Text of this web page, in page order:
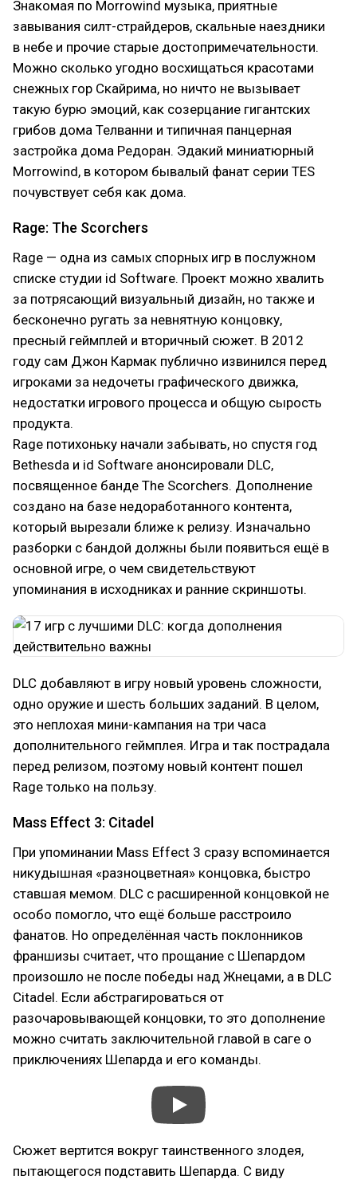
Знакомая по Morrowind музыка, приятные
завывания силт-страйдеров, скальные наездники
в небе и прочие старые достопримечательности.
Можно сколько угодно восхищаться красотами
снежных гор Скайрима, но ничто не вызывает
такую бурю эмоций, как созерцание гигантских
грибов дома Телванни и типичная панцерная
застройка дома Редоран. Эдакий миниатюрный
Morrowind, в котором бывалый фанат серии TES
почувствует себя как дома.
Rage: The Scorchers
Rage — одна из самых спорных игр в послужном
списке студии id Software. Проект можно хвалить
за потрясающий визуальный дизайн, но также и
бесконечно ругать за невнятную концовку,
пресный геймплей и вторичный сюжет. В 2012
году сам Джон Кармак публично извинился перед
игроками за недочеты графического движка,
недостатки игрового процесса и общую сырость
продукта.
Rage потихоньку начали забывать, но спустя год
Bethesda и id Software анонсировали DLC,
посвященное банде The Scorchers. Дополнение
создано на базе недоработанного контента,
который вырезали ближе к релизу. Изначально
разборки с бандой должны были появиться ещё в
основной игре, о чем свидетельствуют
упоминания в исходниках и ранние скриншоты.
DLC добавляют в игру новый уровень сложности,
одно оружие и шесть больших заданий. В целом,
это неплохая мини-кампания на три часа
дополнительного геймплея. Игра и так пострадала
перед релизом, поэтому новый контент пошел
Rage только на пользу.
Mass Effect 3: Citadel
При упоминании Mass Effect 3 сразу вспоминается
никудышная «разноцветная» концовка, быстро
ставшая мемом. DLC с расширенной концовкой не
особо помогло, что ещё больше расстроило
фанатов. Но определённая часть поклонников
франшизы считает, что прощание с Шепардом
произошло не после победы над Жнецами, а в DLC
Citadel. Если абстрагироваться от
разочаровывающей концовки, то это дополнение
можно считать заключительной главой в саге о
приключениях Шепарда и его команды.
Сюжет вертится вокруг таинственного злодея,
пытающегося подставить Шепарда. С виду